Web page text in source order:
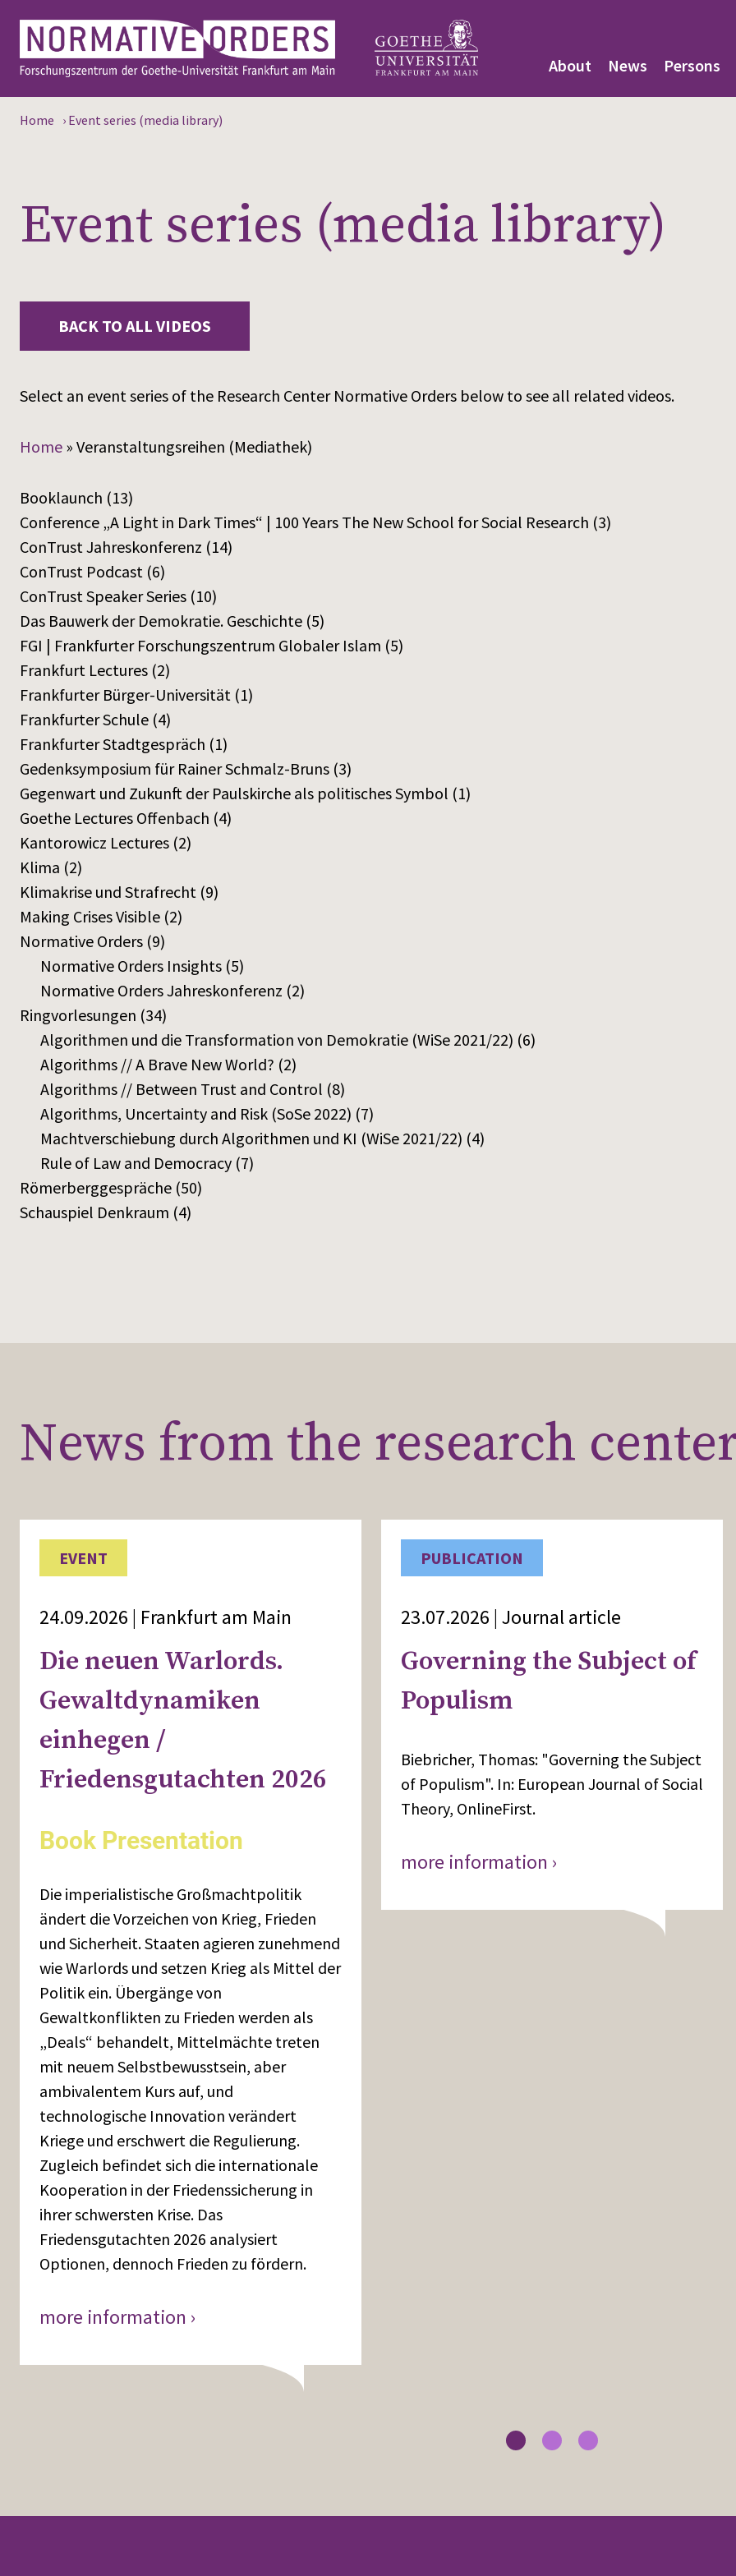
About News Persons
Home › Event series (media library)
Event series (media library)
BACK TO ALL VIDEOS
Select an event series of the Research Center Normative Orders below to see all related videos.
Home » Veranstaltungsreihen (Mediathek)
Booklaunch (13)
Conference „A Light in Dark Times“ | 100 Years The New School for Social Research (3)
ConTrust Jahreskonferenz (14)
ConTrust Podcast (6)
ConTrust Speaker Series (10)
Das Bauwerk der Demokratie. Geschichte (5)
FGI | Frankfurter Forschungszentrum Globaler Islam (5)
Frankfurt Lectures (2)
Frankfurter Bürger-Universität (1)
Frankfurter Schule (4)
Frankfurter Stadtgespräch (1)
Gedenksymposium für Rainer Schmalz-Bruns (3)
Gegenwart und Zukunft der Paulskirche als politisches Symbol (1)
Goethe Lectures Offenbach (4)
Kantorowicz Lectures (2)
Klima (2)
Klimakrise und Strafrecht (9)
Making Crises Visible (2)
Normative Orders (9)
Normative Orders Insights (5)
Normative Orders Jahreskonferenz (2)
Ringvorlesungen (34)
Algorithmen und die Transformation von Demokratie (WiSe 2021/22) (6)
Algorithms // A Brave New World? (2)
Algorithms // Between Trust and Control (8)
Algorithms, Uncertainty and Risk (SoSe 2022) (7)
Machtverschiebung durch Algorithmen und KI (WiSe 2021/22) (4)
Rule of Law and Democracy (7)
Römerberggespräche (50)
Schauspiel Denkraum (4)
News from the research
EVENT
24.09.2026 | Frankfurt am Main
Die neuen Warlords.
Gewaltdynamiken
einhegen /
Friedensgutachten 2026
Book Presentation
Die imperialistische Großmachtpolitik
ändert die Vorzeichen von Krieg, Frieden
und Sicherheit. Staaten agieren zunehmend
wie Warlords und setzen Krieg als Mittel der
Politik ein. Übergänge von
Gewaltkonflikten zu Frieden werden als
„Deals“ behandelt, Mittelmächte treten
mit neuem Selbstbewusstsein, aber
ambivalentem Kurs auf, und
technologische Innovation verändert
Kriege und erschwert die Regulierung.
Zugleich befindet sich die internationale
Kooperation in der Friedenssicherung in
ihrer schwersten Krise. Das
Friedensgutachten 2026 analysiert
Optionen, dennoch Frieden zu fördern.
more information ›
PUBLICATION
23.07.2026 | Journal article
Governing the Subject of
Populism
Biebricher, Thomas: "Governing the Subject
of Populism". In: European Journal of Social
Theory, OnlineFirst.
more information ›